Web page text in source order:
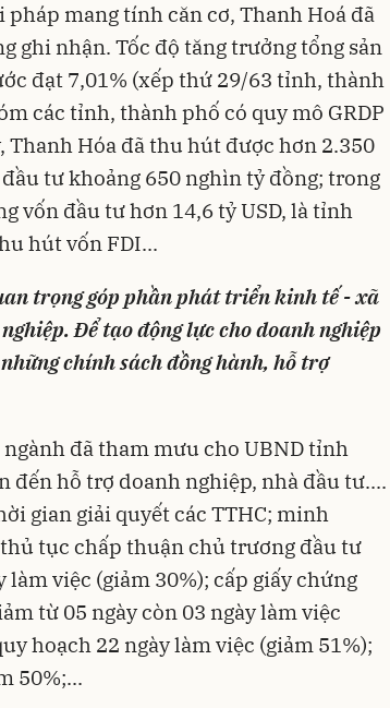
mang tính căn cơ, Thanh Hoá đã
ghi nhận. Tốc độ tăng trưởng tổng sản
đạt 7,01% (xếp thứ 29/63 tỉnh, thành
các tỉnh, thành phố có quy mô GRDP
Hóa đã thu hút được hơn 2.350
tư khoảng 650 nghìn tỷ đồng; trong
vốn đầu tư hơn 14,6 tỷ USD, là tỉnh
hút vốn FDI...
trọng góp phần phát triển kinh tế - xã
Để tạo động lực cho doanh nghiệp
chính sách đồng hành, hỗ trợ
đã tham mưu cho UBND tỉnh
đến hỗ trợ doanh nghiệp, nhà đầu tư....
gian giải quyết các TTHC; minh
tục chấp thuận chủ trương đầu tư
làm việc (giảm 30%); cấp giấy chứng
từ 05 ngày còn 03 ngày làm việc
hoạch 22 ngày làm việc (giảm 51%);
50%;...